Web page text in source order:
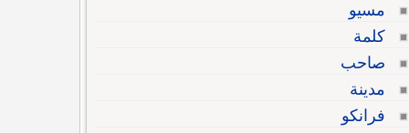
مسيو
كلمة
صاحب
مدينة
فرانكو